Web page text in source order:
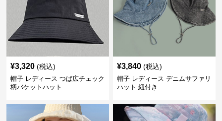
¥3,320 (税込)
帽子 レディース つば広チェック
柄バケットハット
¥3,840 (税込)
帽子 レディース デニムサファリ
ハット 紐付き